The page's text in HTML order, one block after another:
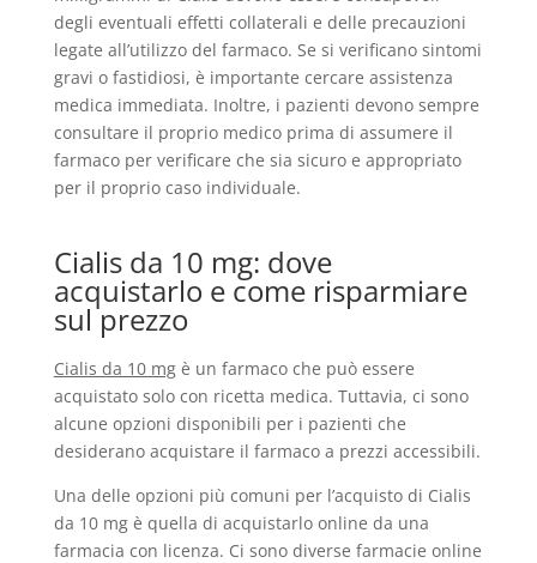
degli eventuali effetti collaterali e delle precauzioni
legate all’utilizzo del farmaco. Se si verificano sintomi
gravi o fastidiosi, è importante cercare assistenza
medica immediata. Inoltre, i pazienti devono sempre
consultare il proprio medico prima di assumere il
farmaco per verificare che sia sicuro e appropriato
per il proprio caso individuale.
Cialis da 10 mg: dove
acquistarlo e come risparmiare
sul prezzo
Cialis da 10 mgè un farmaco che può essere
acquistato solo con ricetta medica. Tuttavia, ci sono
alcune opzioni disponibili per i pazienti che
desiderano acquistare il farmaco a prezzi accessibili.
Una delle opzioni più comuni per l’acquisto di Cialis
da 10 mg è quella di acquistarlo online da una
farmacia con licenza. Ci sono diverse farmacie online